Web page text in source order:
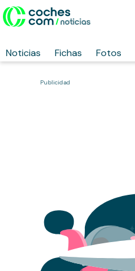
Noticias Fichas Fotos
Publicidad